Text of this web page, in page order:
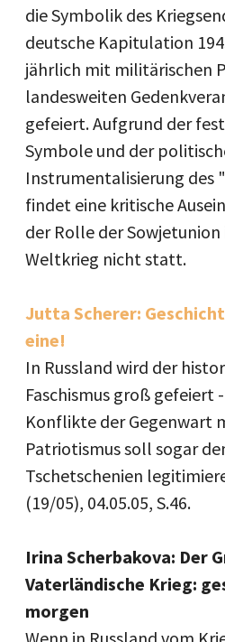
die Symbolik des
deutsche Kapitulation
jährlich mit militärischen
landesweiten
gefeiert. Aufgrund der
Symbole und der
Instrumentalisierung des
findet eine kritische
der Rolle der
Weltkrieg nicht statt.
Jutta Scherer:
eine!
In Russland wird der
Faschismus groß gefeiert
Konflikte der Gegenwart
Patriotismus soll sogar
Tschetschenien
(19/05), 04.05.05, S.46.
Irina Scherbakova: Der
Vaterländische Krieg:
morgen